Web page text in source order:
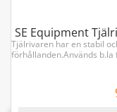
SE Equipment
Tjälrivaren har en stabil
förhållanden.Används b.la